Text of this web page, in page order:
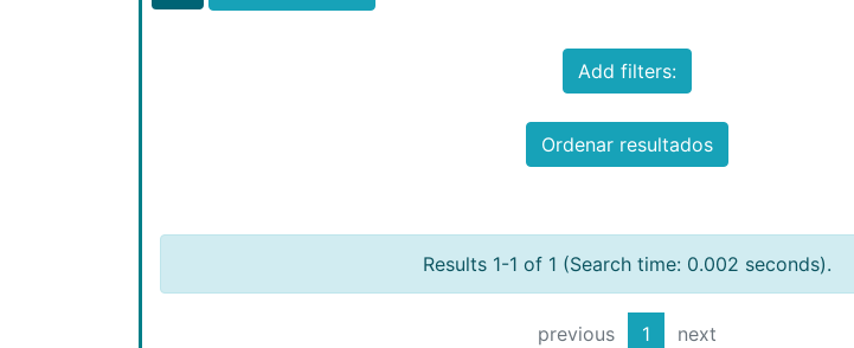
Add filters:
Ordenar resultados
Results 1-1 of 1 (Search time: 0.002 seconds).
previous 1 next